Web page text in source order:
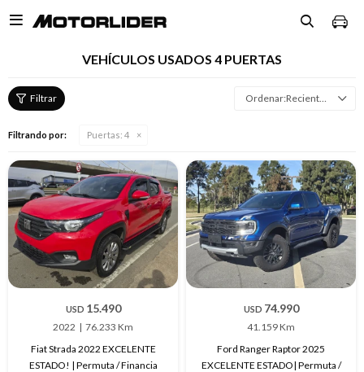

VEHÍCULOS USADOS 4 PUERTAS
Recientes
Filtrando por: Puertas: 4
USD 15.490
2022
76.233 Km
Fiat Strada 2022 EXCELENTE
ESTADO! | Permuta / Financia
USD 74.990
41.159 Km
Ford Ranger Raptor 2025
EXCELENTE ESTADO| Permuta /